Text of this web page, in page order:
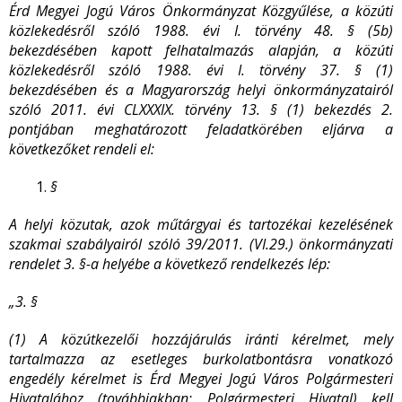
Érd Megyei Jogú Város Önkormányzat Közgyűlése, a közúti
közlekedésről szóló 1988. évi I. törvény 48. § (5b)
bekezdésében kapott felhatalmazás alapján, a közúti
közlekedésről szóló 1988. évi I. törvény 37. § (1)
bekezdésében és a Magyarország helyi önkormányzatairól
szóló 2011. évi CLXXXIX. törvény 13. § (1) bekezdés 2.
pontjában meghatározott feladatkörében eljárva a
következőket rendeli el:
§
A helyi közutak, azok műtárgyai és tartozékai kezelésének
szakmai szabályairól szóló 39/2011. (VI.29.) önkormányzati
rendelet 3. §-a helyébe a következő rendelkezés lép:
„3. §
(1) A közútkezelői hozzájárulás iránti kérelmet, mely
tartalmazza az esetleges burkolatbontásra vonatkozó
engedély kérelmet is Érd Megyei Jogú Város Polgármesteri